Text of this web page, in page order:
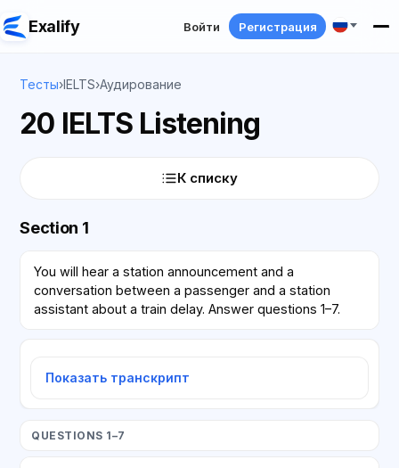
Exalify Войти Регистрация
Тесты›IELTS›Аудирование
20 IELTS Listening
К списку
Section 1
You will hear a station announcement and a
conversation between a passenger and a station
assistant about a train delay. Answer questions 1–7.
Показать транскрипт
QUESTIONS 1–7